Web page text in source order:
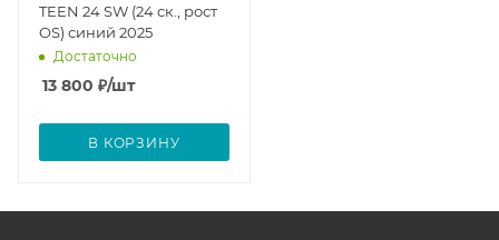
TEEN 24 SW (24 ск., рост
OS) синий 2025
Достаточно
13 800 ₽/шт
В КОРЗИНУ